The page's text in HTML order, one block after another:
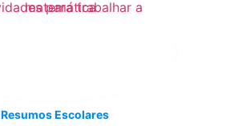
Resumos Escolares